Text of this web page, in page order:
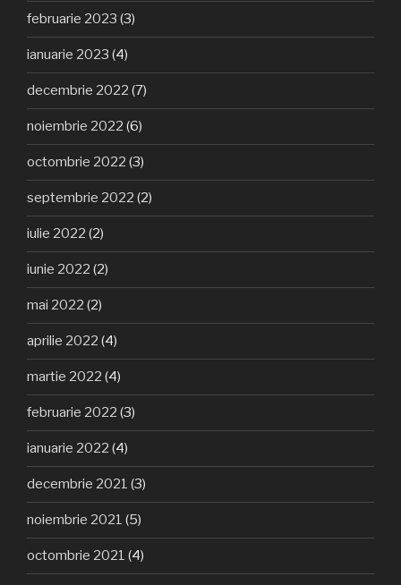
februarie 2023 (3)
ianuarie 2023 (4)
decembrie 2022 (7)
noiembrie 2022 (6)
octombrie 2022 (3)
septembrie 2022 (2)
iulie 2022 (2)
iunie 2022 (2)
mai 2022 (2)
aprilie 2022 (4)
martie 2022 (4)
februarie 2022 (3)
ianuarie 2022 (4)
decembrie 2021 (3)
noiembrie 2021 (5)
octombrie 2021 (4)